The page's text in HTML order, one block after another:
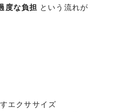
度な負担 という流れが
エクササイズ